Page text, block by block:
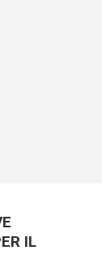
IL